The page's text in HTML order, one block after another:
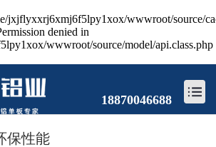
jxjflyxxrj6xmj6f5lpy1xox/wwwroot/source/
denied in
wwwroot/source/model/api.class.php
18870046688
保性能